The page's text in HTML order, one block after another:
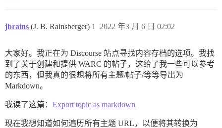
jbrains (J. B. Rainsberger) 2022 年3 月 6 日 02:02
1
大家好。我正在为 Discourse 站点寻找内容存档的选项。我找
到了关于创建和提供 WARC 的帖子，这给了我一些可以参考
的东西，但我真的很想将所有主题/帖子/等等导出为
Markdown。
我读了这篇： Export topic as markdown
现在我想知道如何遍历所有主题 URL，以便将其转换为